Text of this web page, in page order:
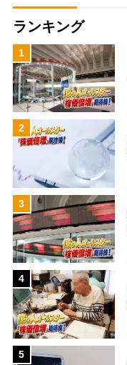
ランキング
1
2
3
4
5